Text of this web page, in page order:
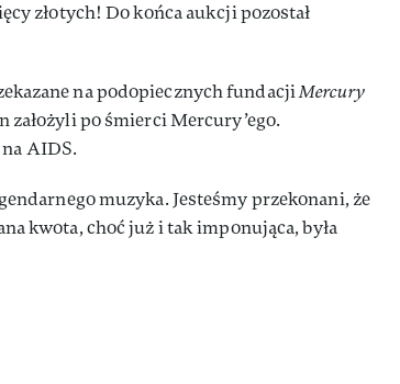
złotych! Do końca aukcji pozostał
na podopiecznych fundacjiMercury
założyli po śmierci Mercury’ego.
AIDS.
muzyka. Jesteśmy przekonani, że
kwota, choć już i tak imponująca, była